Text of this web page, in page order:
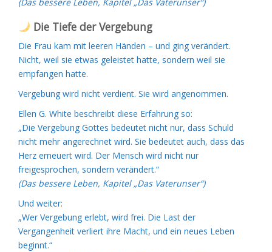
Die Tiefe der Vergebung
Die Frau kam mit leeren Händen – und ging verändert.
Nicht, weil sie etwas geleistet hatte, sondern weil sie
empfangen hatte.
Vergebung wird nicht verdient. Sie wird angenommen.
Ellen G. White beschreibt diese Erfahrung so:
„Die Vergebung Gottes bedeutet nicht nur, dass Schuld
nicht mehr angerechnet wird. Sie bedeutet auch, dass das
Herz erneuert wird. Der Mensch wird nicht nur
freigesprochen, sondern verändert.“
(Das bessere Leben, Kapitel „Das Vaterunser“)
Und weiter:
„Wer Vergebung erlebt, wird frei. Die Last der
Vergangenheit verliert ihre Macht, und ein neues Leben
beginnt.“